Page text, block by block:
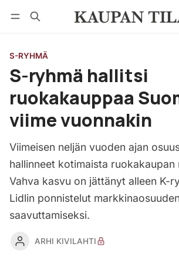
S-RYHMÄ
S-ryhmä hallitsi
ruokakauppaa
viime vuonnakin
Viimeisen neljän vuoden ajan
hallinneet kotimaista ruokakaupan
Vahva kasvu on jättänyt alleen K-
Lidlin ponnistelut markkinaosuuden
saavuttamiseksi.
ARHI KIVILAHTI